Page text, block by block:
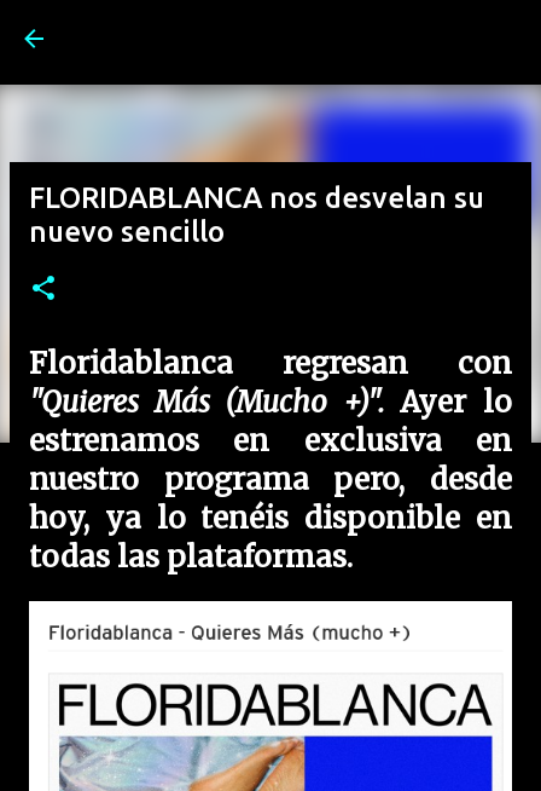
FLORIDABLANCA nos desvelan su
nuevo sencillo
Floridablanca regresan con
"Quieres Más (Mucho +)".Ayer lo
estrenamos en exclusiva en
nuestro programa pero, desde
hoy, ya lo tenéis disponible en
todas las plataformas.